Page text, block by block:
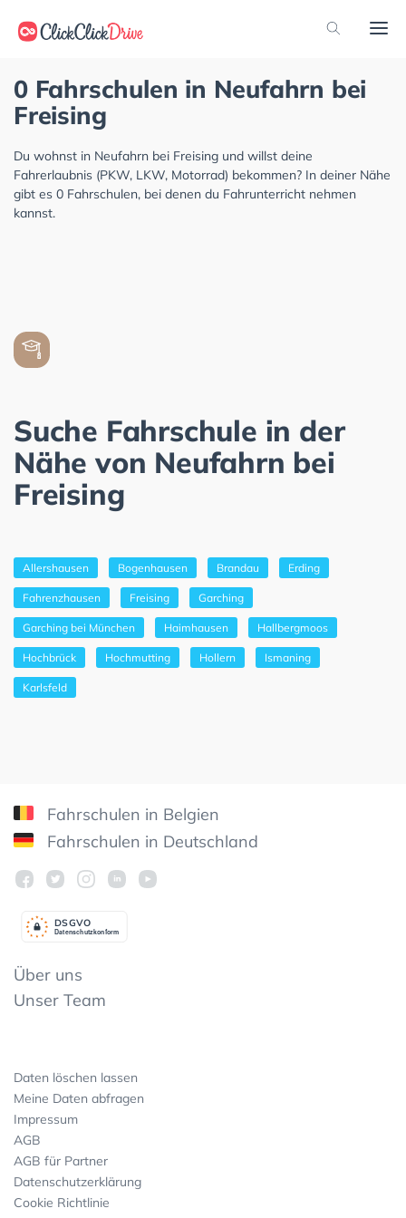
0 Fahrschulen in Neufahrn bei
Freising
Du wohnst in Neufahrn bei Freising und willst deine
Fahrerlaubnis (PKW, LKW, Motorrad) bekommen? In deiner Nähe
gibt es 0 Fahrschulen, bei denen du Fahrunterricht nehmen
kannst.
Suche Fahrschule in der
Nähe von Neufahrn bei
Freising
Allershausen Bogenhausen Brandau Erding
Fahrenzhausen Freising Garching
Garching bei München Haimhausen Hallbergmoos
Hochbrück Hochmutting Hollern Ismaning
Karlsfeld
Fahrschulen in Belgien
Fahrschulen in Deutschland
Datenschutzkonform
DSGVO
Über uns
Unser Team
Daten löschen lassen
Meine Daten abfragen
Impressum
AGB
AGB für Partner
Datenschutzerklärung
Cookie Richtlinie